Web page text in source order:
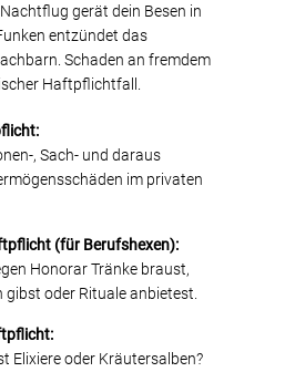
gerät dein Besen in
entzündet das
Schaden an fremdem
Haftpflichtfall.
, Sach- und daraus
im privaten
(für Berufshexen):
Honorar Tränke braust,
gibst oder Rituale anbietest.
Elixiere oder Kräutersalben?